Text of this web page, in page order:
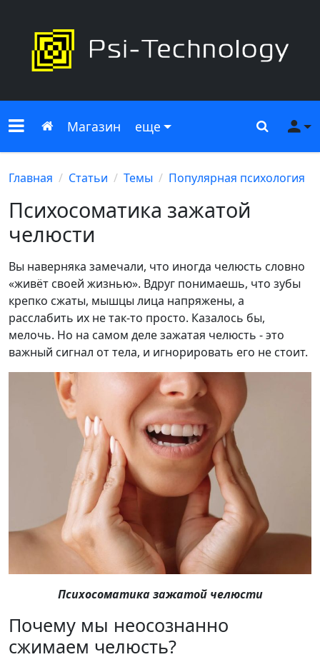
Меню сайта
Главная
Магазин еще Поиск
Главная Статьи Темы Популярная психология
Психосоматика зажатой
челюсти
Вы наверняка замечали, что иногда челюсть словно
«живёт своей жизнью». Вдруг понимаешь, что зубы
крепко сжаты, мышцы лица напряжены, а
расслабить их не так-то просто. Казалось бы,
мелочь. Но на самом деле зажатая челюсть - это
важный сигнал от тела, и игнорировать его не стоит.
Психосоматика зажатой челюсти
Почему мы неосознанно
сжимаем челюсть?